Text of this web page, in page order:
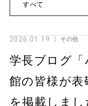
2026.01.19 その他
学長ブログ
館の皆様が表
を掲載しまし
すべて